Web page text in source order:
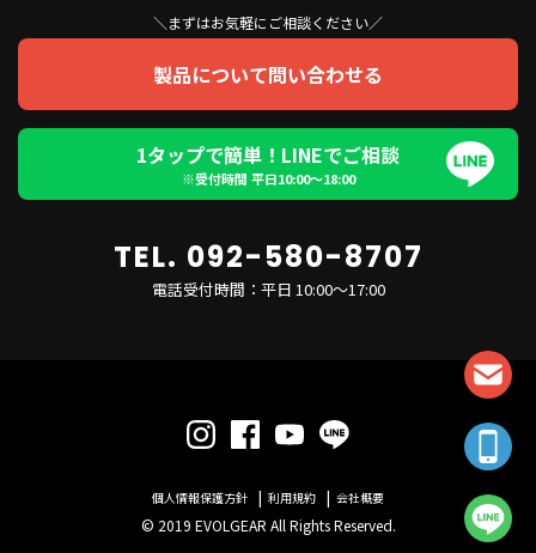
＼まずはお気軽にご相談ください／
製品について問い合わせる
1タップで簡単！LINEでご相談
※受付時間 平日10:00〜18:00
TEL. 092-580-8707
電話受付時間：平日 10:00～17:00
個人情報保護方針 利用規約 会社概要
© 2019 EVOLGEAR All Rights Reserved.